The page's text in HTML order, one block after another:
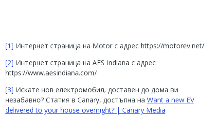
[1] Интернет страница на Motor с адрес https://motorev.net/
[2] Интернет страница на AES Indiana с адрес
https://www.aesindiana.com/
[3] Искате нов електромобил, доставен до дома ви
незабавно? Статия в Canary, достъпна на Want a new EV
delivered to your house overnight? | Canary Media